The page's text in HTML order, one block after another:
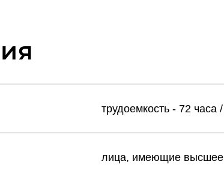
трудоемкость - 72 часа
лица, имеющие высшее